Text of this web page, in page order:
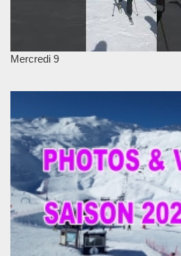
Mercredi 9